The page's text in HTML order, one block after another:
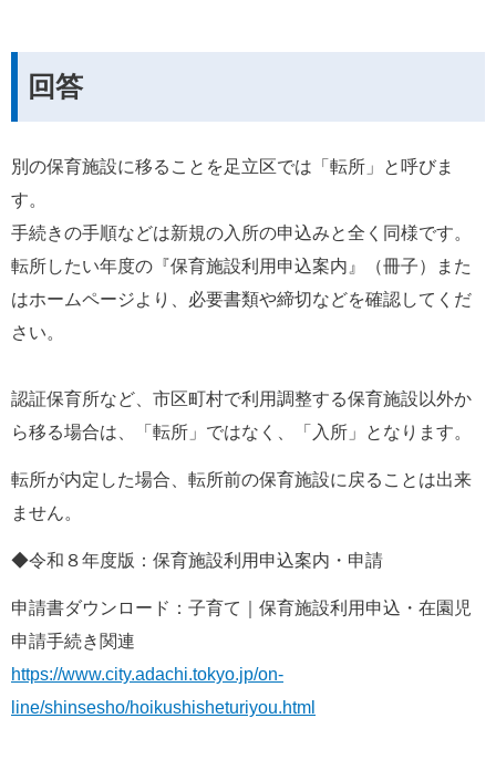
回答
別の保育施設に移ることを足立区では「転所」と呼びま
す。
手続きの手順などは新規の入所の申込みと全く同様です。
転所したい年度の『保育施設利用申込案内』（冊子）また
はホームページより、必要書類や締切などを確認してくだ
さい。
認証保育所など、市区町村で利用調整する保育施設以外か
ら移る場合は、「転所」ではなく、「入所」となります。
転所が内定した場合、転所前の保育施設に戻ることは出来
ません。
◆令和８年度版：保育施設利用申込案内・申請
申請書ダウンロード：子育て｜保育施設利用申込・在園児
申請手続き関連
https://www.city.adachi.tokyo.jp/on-
line/shinsesho/hoikushisheturiyou.html